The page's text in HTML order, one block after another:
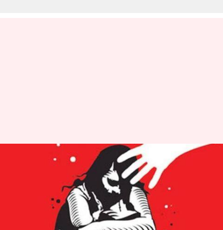
शर्मनाकः गैंगरेप पीड़िता ने खुद को
लगाई आग, पिता ने 10 हजार में
किया था सौदा
May 13, 2019 12:26 pm